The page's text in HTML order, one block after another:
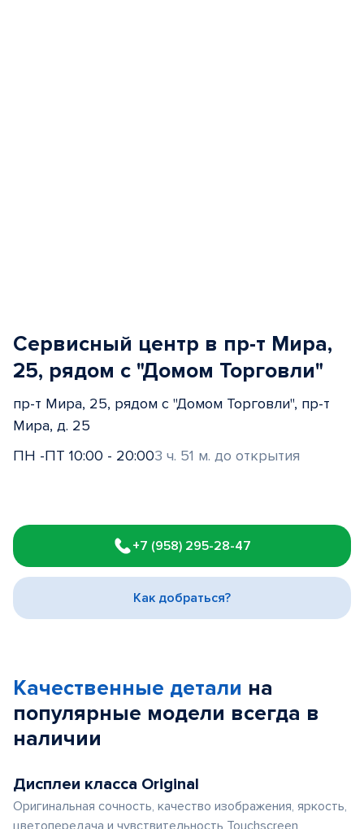
Сервисный центр в пр-т Мира,
25, рядом с "Домом Торговли"
пр-т Мира, 25, рядом с "Домом Торговли", пр-т
Мира, д. 25
ПН -ПТ 10:00 - 20:003 ч. 51 м. до открытия
1
of
3
+7 (958) 295-28-47
Как добраться?
Качественные детали на
популярные модели всегда в
наличии
Дисплеи класса Original
Оригинальная сочность, качество изображения, яркость,
цветопередача и чувствительность Touchscreen